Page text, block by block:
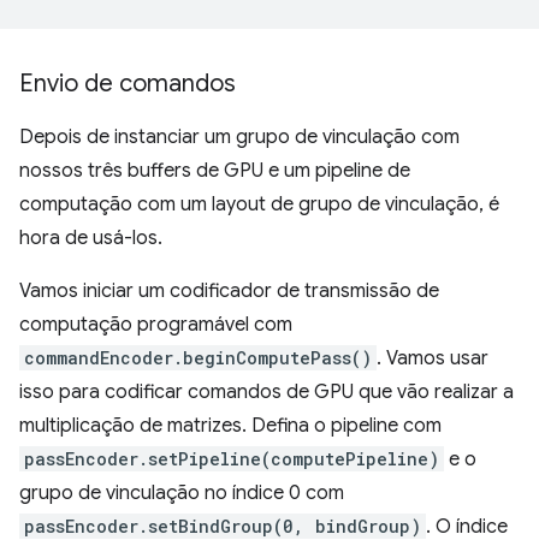
Envio de comandos
Depois de instanciar um grupo de vinculação com
nossos três buffers de GPU e um pipeline de
computação com um layout de grupo de vinculação, é
hora de usá-los.
Vamos iniciar um codificador de transmissão de
computação programável com
commandEncoder.beginComputePass() . Vamos usar
isso para codificar comandos de GPU que vão realizar a
multiplicação de matrizes. Defina o pipeline com
passEncoder.setPipeline(computePipeline) e o
grupo de vinculação no índice 0 com
passEncoder.setBindGroup(0, bindGroup) . O índice